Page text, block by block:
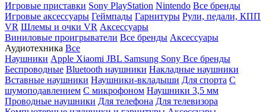
Игровые приставки Sony PlayStation Nintendo Все бренды
Игровые аксессуары Геймпады Гарнитуры Рули, педали, КПП
VR Шлемы и очки VR Аксессуары
Виниловые проигрыватели Все бренды Аксессуары
Аудиотехника Все
Наушники Apple Xiaomi JBL Samsung Sony Все бренды
Беспроводные Bluetooth наушники Накладные наушники
Вставные наушники Наушники-вкладыши Для спорта С
шумоподавлением С микрофоном Наушники 3,5 мм
Проводные наушники Для телефона Для телевизора